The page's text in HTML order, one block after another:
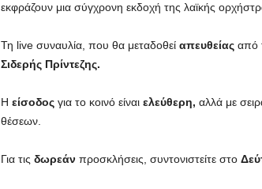
εκφράζουν μια σύγχρονη εκδοχή της λαϊκής
Τη live συναυλία, που θα μεταδοθεί απευθείαςαπό
Σιδερής Πρίντεζης.
Η είσοδοςγια το κοινό είναι ελεύθερη, αλλά με
θέσεων.
Για τις δωρεάνπροσκλήσεις, συντονιστείτε στο